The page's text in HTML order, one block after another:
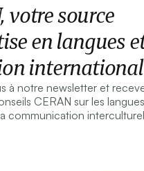
votre source
en langues
à notre newsletter et
CERAN sur les
communication